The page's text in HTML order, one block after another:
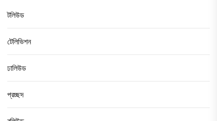
টলিউড
টেলিভিশন
ঢালিউড
প্রচ্ছদ